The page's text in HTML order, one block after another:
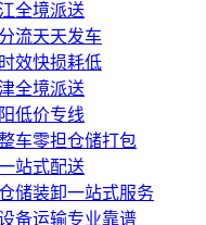
全境派送
流天天发车
效快损耗低
全境派送
低价专线
车零担仓储打包
站式配送
储装卸一站式服务
备运输专业靠谱